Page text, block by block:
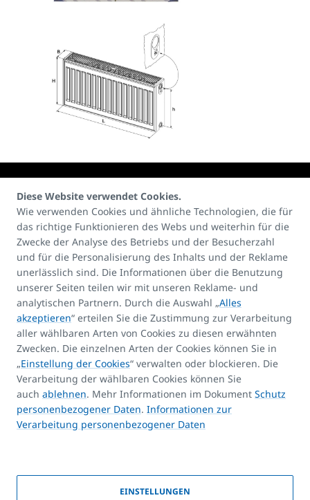
Kontakte:
E-mail
info@korado.at
Produkt-Assistent
FAQ
Kontakte
Urheberrechte
Diese Website verwendet Cookies.
Wie verwenden Cookies und ähnliche Technologien, die für
das richtige Funktionieren des Webs und weiterhin für die
Zwecke der Analyse des Betriebs und der Besucherzahl
und für die Personalisierung des Inhalts und der Reklame
unerlässlich sind. Die Informationen über die Benutzung
unserer Seiten teilen wir mit unseren Reklame- und
analytischen Partnern. Durch die Auswahl „Alles
akzeptieren“ erteilen Sie die Zustimmung zur Verarbeitung
aller wählbaren Arten von Cookies zu diesen erwähnten
Zwecken. Die einzelnen Arten der Cookies können Sie in
„Einstellung der Cookies“ verwalten oder blockieren. Die
Verarbeitung der wählbaren Cookies können Sie
auch ablehnen. Mehr Informationen im Dokument Schutz
personenbezogener Daten. Informationen zur
Verarbeitung personenbezogener Daten
EINSTELLUNGEN